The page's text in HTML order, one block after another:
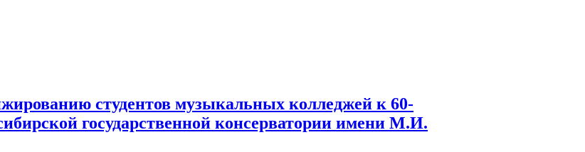
студентов музыкальных колледжей к 60-
государственной консерватории имени М.И.